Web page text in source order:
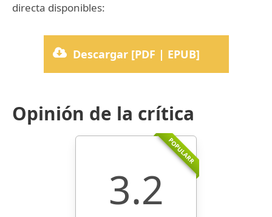
directa disponibles:
Descargar [PDF | EPUB]
Opinión de la crítica
POPULARR
3.2